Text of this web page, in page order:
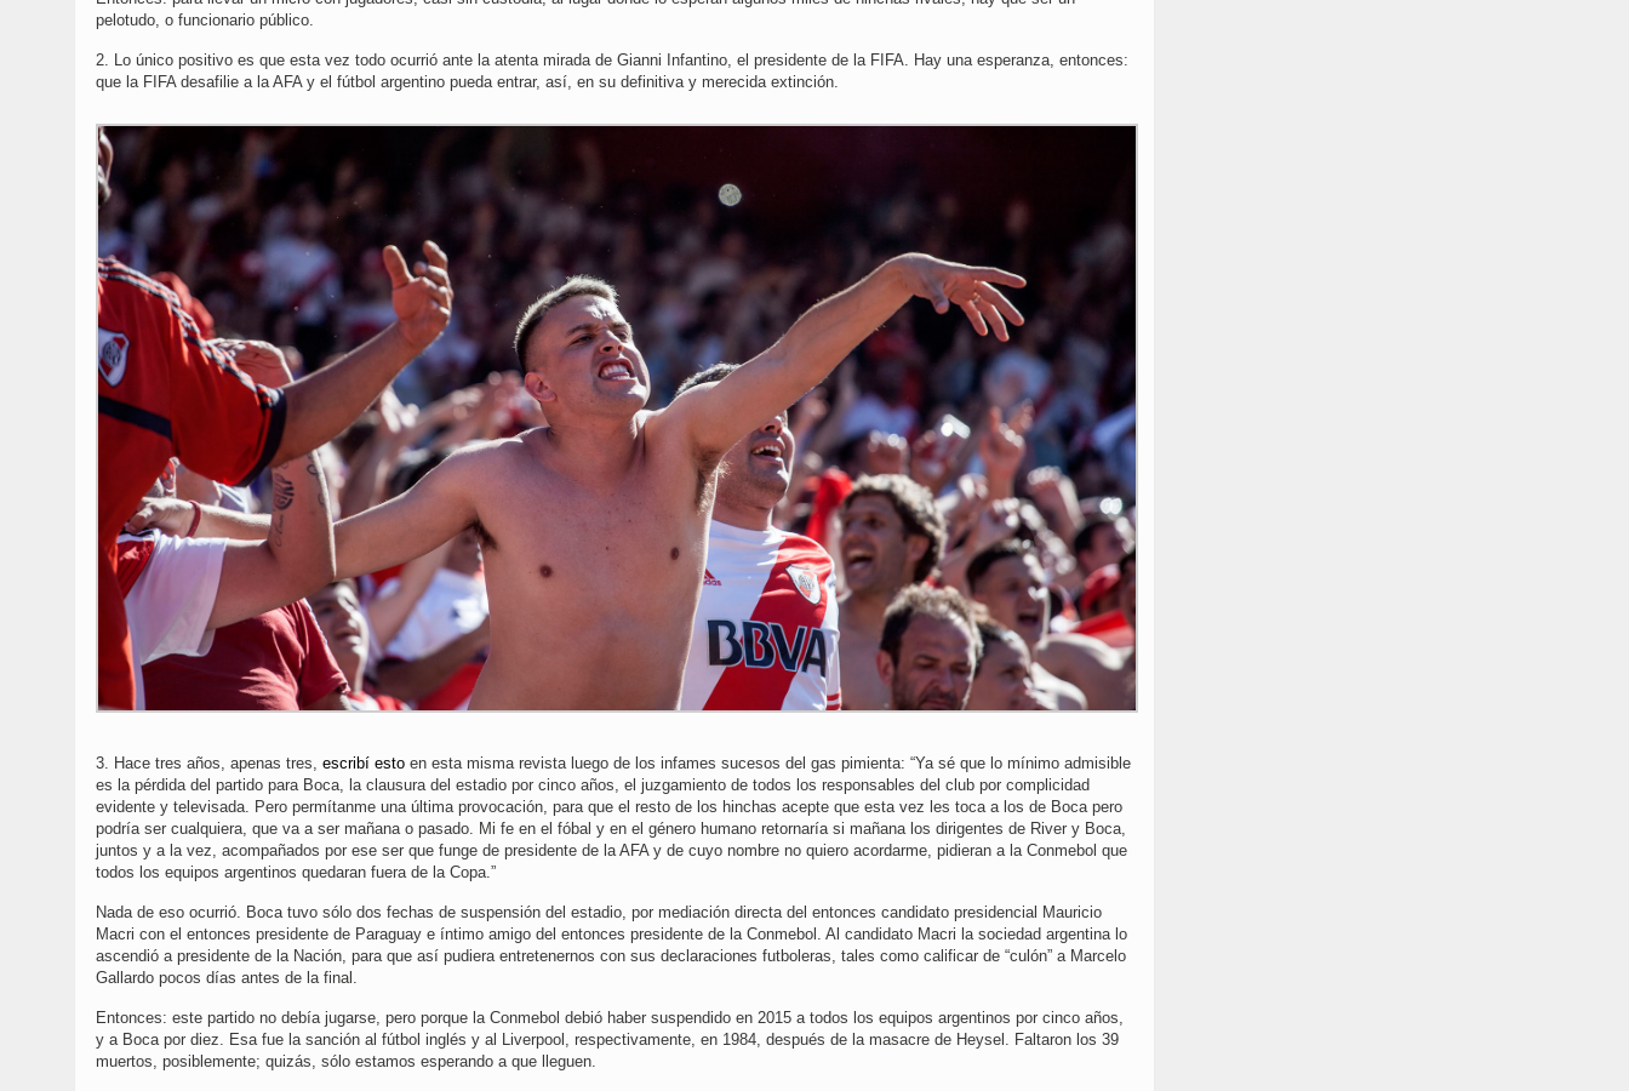
pelotudo, o funcionario público.
2. Lo único positivo es que esta vez todo ocurrió ante la atenta mirada de Gianni Infantino, el presidente de la FIFA. Hay una esperanza, entonces:
que la FIFA desafilie a la AFA y el fútbol argentino pueda entrar, así, en su definitiva y merecida extinción.
3. Hace tres años, apenas tres, escribí esto en esta misma revista luego de los infames sucesos del gas pimienta: “Ya sé que lo mínimo admisible
es la pérdida del partido para Boca, la clausura del estadio por cinco años, el juzgamiento de todos los responsables del club por complicidad
evidente y televisada. Pero permítanme una última provocación, para que el resto de los hinchas acepte que esta vez les toca a los de Boca pero
podría ser cualquiera, que va a ser mañana o pasado. Mi fe en el fóbal y en el género humano retornaría si mañana los dirigentes de River y Boca,
juntos y a la vez, acompañados por ese ser que funge de presidente de la AFA y de cuyo nombre no quiero acordarme, pidieran a la Conmebol que
todos los equipos argentinos quedaran fuera de la Copa.”
Nada de eso ocurrió. Boca tuvo sólo dos fechas de suspensión del estadio, por mediación directa del entonces candidato presidencial Mauricio
Macri con el entonces presidente de Paraguay e íntimo amigo del entonces presidente de la Conmebol. Al candidato Macri la sociedad argentina lo
ascendió a presidente de la Nación, para que así pudiera entretenernos con sus declaraciones futboleras, tales como calificar de “culón” a Marcelo
Gallardo pocos días antes de la final.
Entonces: este partido no debía jugarse, pero porque la Conmebol debió haber suspendido en 2015 a todos los equipos argentinos por cinco años,
y a Boca por diez. Esa fue la sanción al fútbol inglés y al Liverpool, respectivamente, en 1984, después de la masacre de Heysel. Faltaron los 39
muertos, posiblemente; quizás, sólo estamos esperando a que lleguen.